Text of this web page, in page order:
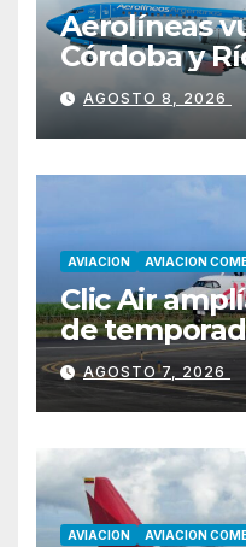
Aerolíneas
Córdoba y
AGOSTO 8, 2026
AVIACION AVIACION
Clic Air
de
rutas hacia
AGOSTO 7, 2026
AVIACION AVIACION